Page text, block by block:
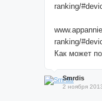
ranking/
ranking/
Как может
Smrdis
2 ноября